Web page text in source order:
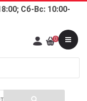
Сб-Вс: 10:00-
0